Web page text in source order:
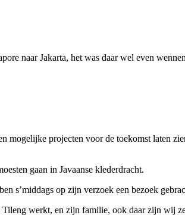
naar Jakarta, het was daar wel even
mogelijke projecten voor de toekomst laten
gaan in Javaanse klederdracht.
s’middags op zijn verzoek een bezoek
werkt, en zijn familie, ook daar zijn wij